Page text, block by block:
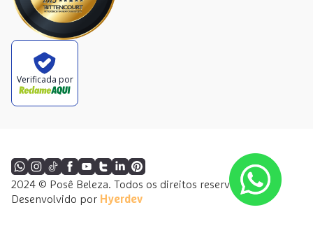
Verificada por
2024 © Posê Beleza. Todos os direitos reservados.
Desenvolvido por Hyerdev